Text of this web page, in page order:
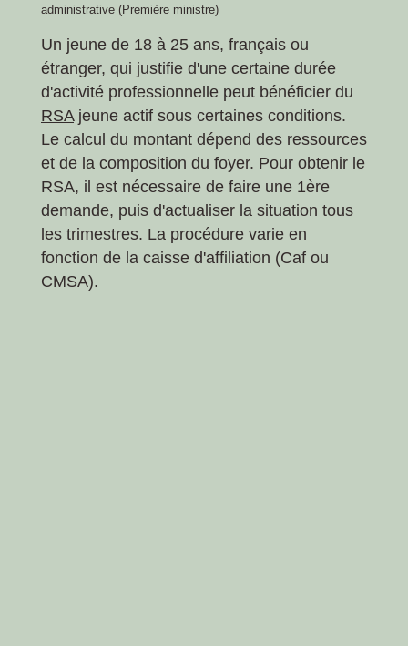
administrative (Première ministre)
Un jeune de 18 à 25 ans, français ou
étranger, qui justifie d'une certaine durée
d'activité professionnelle peut bénéficier du
RSAjeune actif sous certaines conditions.
Le calcul du montant dépend des ressources
et de la composition du foyer. Pour obtenir le
RSA, il est nécessaire de faire une 1ère
demande, puis d'actualiser la situation tous
les trimestres. La procédure varie en
fonction de la caisse d'affiliation (Caf ou
CMSA).